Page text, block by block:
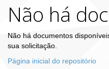
Não há
Não há documentos
sua solicitação.
Página inicial do repositório